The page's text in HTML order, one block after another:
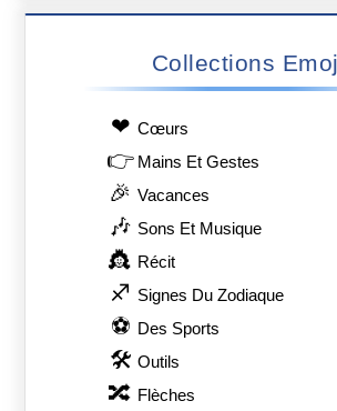
Collections
❤ Сœurs
👉 Mains Et Gestes
🎉 Vacances
🎶 Sons Et Musique
👸 Récit
♐ Signes Du Zodiaque
⚽ Des Sports
🛠 Outils
🔀 Flèches